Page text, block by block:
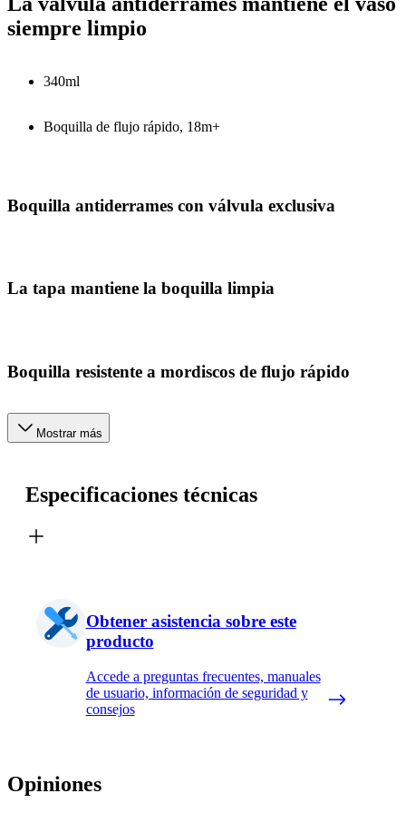
siempre limpio
340ml
Boquilla de flujo rápido, 18m+
Boquilla antiderrames con válvula exclusiva
La tapa mantiene la boquilla limpia
Boquilla resistente a mordiscos de flujo rápido
Mostrar más
Especificaciones técnicas
Obtener asistencia sobre este
producto
Accede a preguntas frecuentes, manuales
de usuario, información de seguridad y
consejos
Opiniones